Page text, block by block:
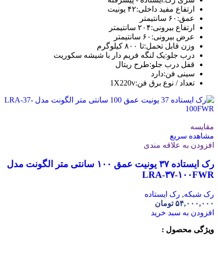
ارتفاع مفید داخلی:۴۲ یونیت
عمق: ۶۰ سانتیمتر
ارتفاع بیرونی:۲۰۴ سانتیمتر
عرض بیرونی: ۶۰ سانتیمتر
وزن قابل تحمل:تا ۸۰۰ کیلوگرم
درب جلو:یک لنگه فریم دار با شیشه سکوریت
قفل درب جلو:طرح ریتال
سینی فن:دارد
تعداد / نوع برق فن:1X220v
مقایسه
مشاهده سریع
افزودن به علاقه مندی
رک ایستاده ۳۷ یونیت عمق ۱۰۰ سانتی متر الگونت مدل
LRA-۳۷-۱۰۰FWR
رک شبکه, رک ایستاده
۵۴,۰۰۰,۰۰۰ تومان
افزودن به سبد خرید
ویژگی محصول :